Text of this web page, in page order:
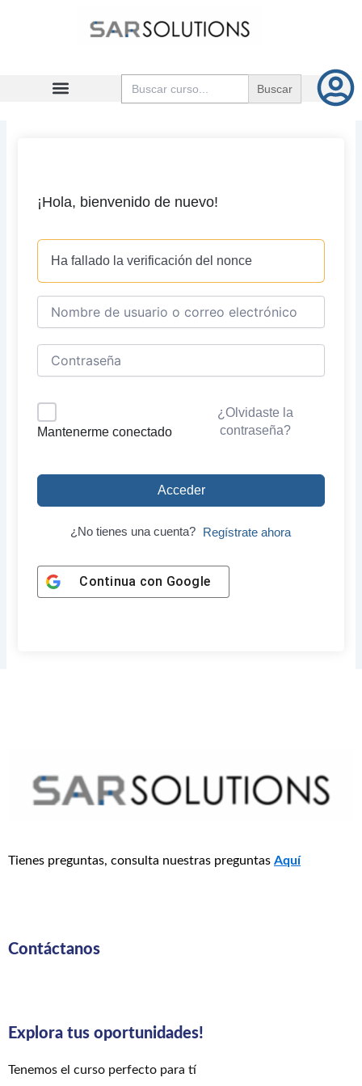
Buscar:
¡Hola, bienvenido de nuevo!
Ha fallado la verificación del nonce
Mantenerme conectado
¿Olvidaste la
contraseña?
Acceder
¿No tienes una cuenta? Regístrate ahora
Continua con Google
Tienes preguntas, consulta nuestras preguntas Aquí
Contáctanos
Explora tus oportunidades!
Tenemos el curso perfecto para tí